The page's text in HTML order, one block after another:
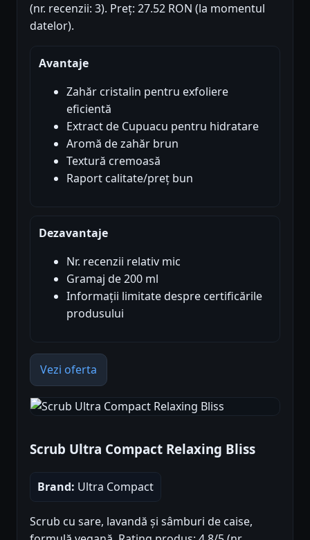
(nr. recenzii: 3). Preț: 27.52 RON (la momentul
datelor).
Avantaje
Zahăr cristalin pentru exfoliere
eficientă
Extract de Cupuacu pentru hidratare
Aromă de zahăr brun
Textură cremoasă
Raport calitate/preț bun
Dezavantaje
Nr. recenzii relativ mic
Gramaj de 200 ml
Informații limitate despre certificările
produsului
Vezi oferta
Scrub Ultra Compact Relaxing Bliss
Brand: Ultra Compact
Scrub cu sare, lavandă și sâmburi de caise,